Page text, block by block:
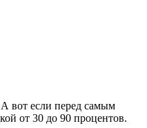
А вот если перед самым
от 30 до 90 процентов.